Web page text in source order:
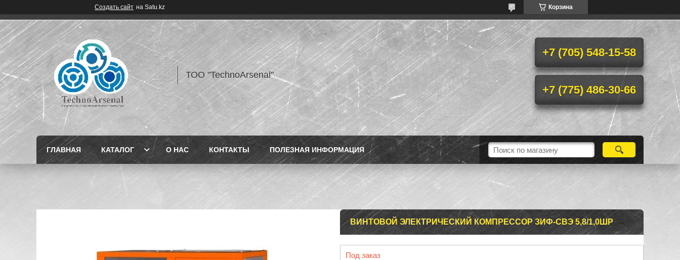
Создать сайт на Satu.kz Корзина
ТОО "TechnoArsenal"
+7 (705) 548-15-58
+7 (775) 486-30-66
ГЛАВНАЯ КАТАЛОГ О НАС КОНТАКТЫ ПОЛЕЗНАЯ ИНФОРМАЦИЯ
ВИНТОВОЙ ЭЛЕКТРИЧЕСКИЙ КОМПРЕССОР ЗИФ-СВЭ 5,8/1,0ШР
Под заказ